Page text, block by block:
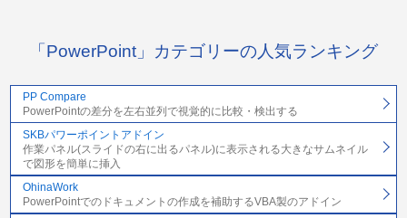
「PowerPoint」カテゴリーの人気ランキング
PP Compare
PowerPointの差分を左右並列で視覚的に比較・検出する
SKBパワーポイントアドイン
作業パネル(スライドの右に出るパネル)に表示される大きなサムネイル
で図形を簡単に挿入
OhinaWork
PowerPointでのドキュメントの作成を補助するVBA製のアドイン